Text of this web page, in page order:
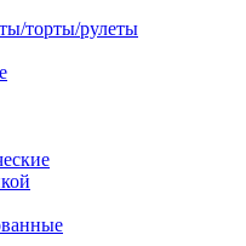
торты/рулеты